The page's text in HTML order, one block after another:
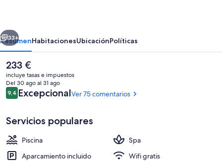
Una piscina al aire libre, tumbonas
Siguiente
33+
ResumenHabitacionesUbicaciónPolíticas
El
precio
actual
es
de
233 €
incluye tasas e impuestos
Del 30 ago al 31 ago
Comentarios
9,49,4 de 10
ExcepcionalVer 75 comentarios
Servicios populares
Piscina
Spa
Aparcamiento incluido
Wifi gratis